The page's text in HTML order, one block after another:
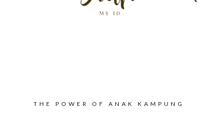
THE POWER OF ANAK KAMPUNG